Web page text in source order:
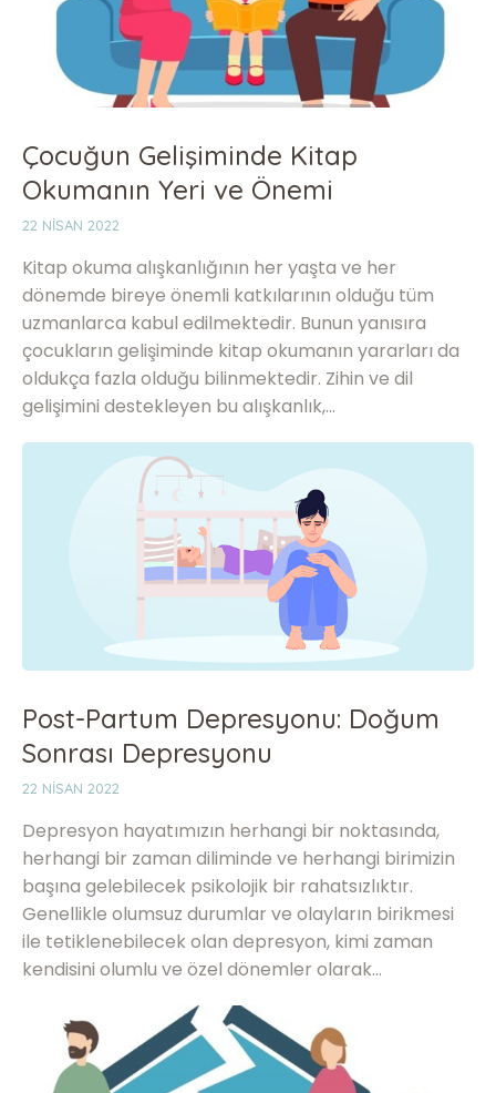
Çocuğun Gelişiminde Kitap
Okumanın Yeri ve Önemi
22 NISAN 2022
Kitap okuma alışkanlığının her yaşta ve her
dönemde bireye önemli katkılarının olduğu tüm
uzmanlarca kabul edilmektedir. Bunun yanısıra
çocukların gelişiminde kitap okumanın yararları da
oldukça fazla olduğu bilinmektedir. Zihin ve dil
gelişimini destekleyen bu alışkanlık,…
Post-Partum Depresyonu: Doğum
Sonrası Depresyonu
22 NISAN 2022
Depresyon hayatımızın herhangi bir noktasında,
herhangi bir zaman diliminde ve herhangi birimizin
başına gelebilecek psikolojik bir rahatsızlıktır.
Genellikle olumsuz durumlar ve olayların birikmesi
ile tetiklenebilecek olan depresyon, kimi zaman
kendisini olumlu ve özel dönemler olarak…